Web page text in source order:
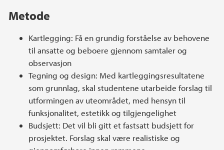
Metode
Kartlegging: Få en grundig forståelse av behovene
til ansatte og beboere gjennom samtaler og
observasjon
Tegning og design: Med kartleggingsresultatene
som grunnlag, skal studentene utarbeide forslag til
utformingen av uteområdet, med hensyn til
funksjonalitet, estetikk og tilgjengelighet
Budsjett: Det vil bli gitt et fastsatt budsjett for
prosjektet. Forslag skal være realistiske og